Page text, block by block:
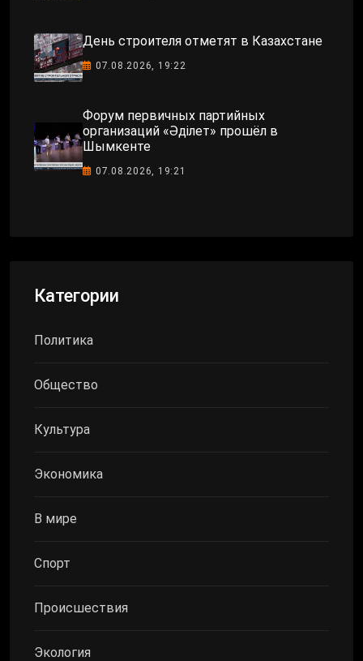
День строителя отметят в Казахстане
07.08.2026, 19:22
Форум первичных партийных
организаций «Әділет» прошёл в
Шымкенте
07.08.2026, 19:21
Категории
Политика
Общество
Культура
Экономика
В мире
Спорт
Происшествия
Экология